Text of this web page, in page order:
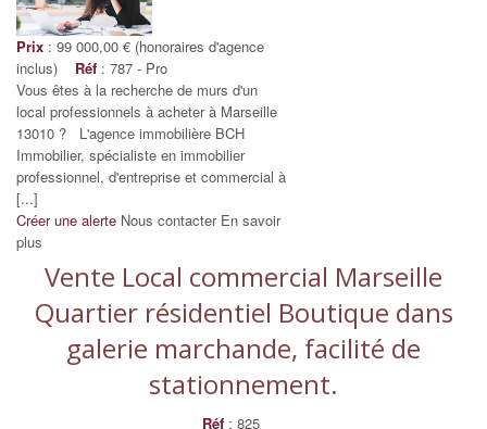
Prix : 99 000,00 € (honoraires d'agence
inclus) Réf : 787 - Pro
Vous êtes à la recherche de murs d'un
local professionnels à acheter à Marseille
13010 ? L'agence immobilière BCH
Immobilier, spécialiste en immobilier
professionnel, d'entreprise et commercial à
[...]
Créer une alerte Nous contacter En savoir
plus
Vente Local commercial Marseille
Quartier résidentiel Boutique dans
galerie marchande, facilité de
stationnement.
Réf : 825